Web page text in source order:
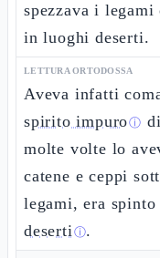
spezzava i
in luoghi deserti.
LETTURA ORTODOSSA
Aveva infatti
spirito impuroⓘ
molte volte lo
catene e ceppi
legami, era
desertiⓘ.